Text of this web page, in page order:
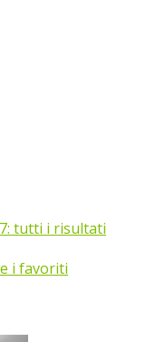
tutti i risultati
i favoriti